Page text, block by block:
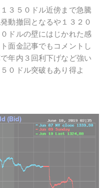
３５０ドル近傍まで急騰
動撤回となるや１３２０
ドルの壁にはじかれた感
面金記事でもコメントし
年内３回利下げなど強い
０ドル突破もあり得よ